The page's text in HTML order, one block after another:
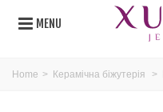
MENU
Home > Керамічна біжутерія >